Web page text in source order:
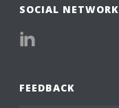
SOCIAL NETWORK
FEEDBACK